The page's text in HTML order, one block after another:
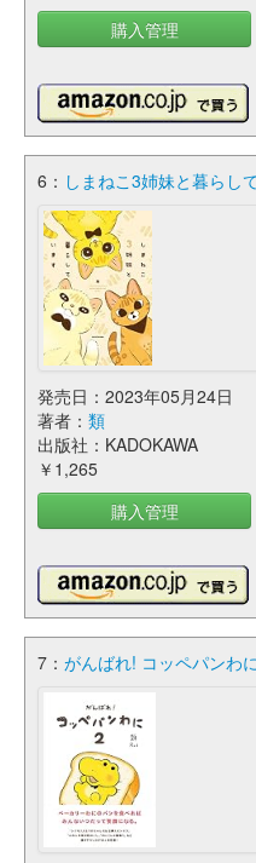
購入管理
6： しまねこ3姉妹と暮らし
発売日：2023年05月24日
著者： 類
出版社：KADOKAWA
￥1,265
購入管理
7： がんばれ! コッペパンわ